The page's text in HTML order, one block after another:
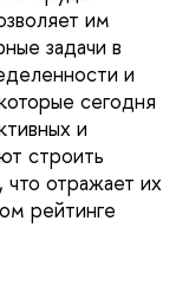
им
задачи в
и
сегодня
и
строить
отражает их
рейтинге